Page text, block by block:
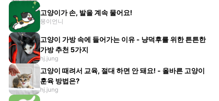
고양이가 손, 발을 계속 물어요!
몽이언니
고양이 가방 속에 들어가는 이유 - 냥덕후를 위한 튼튼한
가방 추천 5가지
hj.jung
고양이 때려서 교육, 절대 하면 안 돼요! - 올바른 고양이
훈육 방법은?
hj.jung